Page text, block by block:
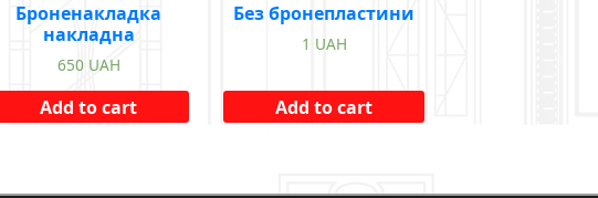
Броненакладка
накладна
650 UAH
Add to cart
Без бронепластини
1 UAH
Add to cart